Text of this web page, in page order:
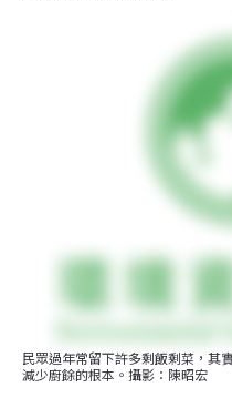
民眾過年常留下許多剩飯剩菜，其
減少廚餘的根本。攝影：陳昭宏